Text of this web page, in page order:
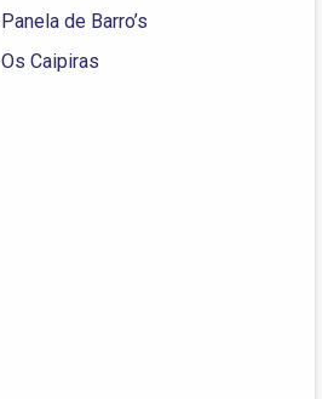
Panela de Barro’s
Os Caipiras